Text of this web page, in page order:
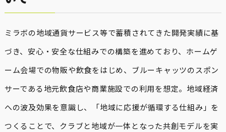
ミラボの地域通貨サービス等で蓄積されてきた開発実績に基
づき、安心・安全な仕組みでの構築を進めており、ホームゲ
ーム会場での物販や飲食をはじめ、ブルーキャッツのスポン
サーである地元飲食店や商業施設での利用を想定。地域経済
への波及効果を意識し、「地域に応援が循環する仕組み」を
つくることで、クラブと地域が一体となった共創モデルを実